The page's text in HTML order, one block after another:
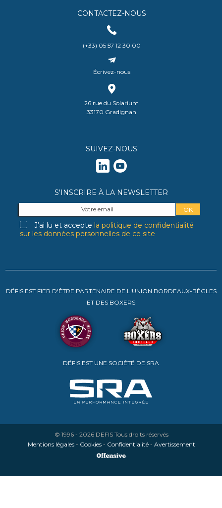
CONTACTEZ-NOUS
(+33) 05 57 12 30 00
Écrivez-nous
26 rue du Solarium
33170 Gradignan
SUIVEZ-NOUS
S'INSCRIRE À LA NEWSLETTER
J’ai lu et accepte la politique de confidentialité
sur les données personnelles de ce site
DÉFIS EST FIER D'ÊTRE PARTENAIRE DE L'UNION BORDEAUX-BÈGLES
ET DES BOXERS
DÉFIS EST UNE SOCIÉTÉ DE SRA
© 1996 - 2026 DEFIS Tous droits réservés
Mentions légales- Cookies- Confidentialité- Avertissement